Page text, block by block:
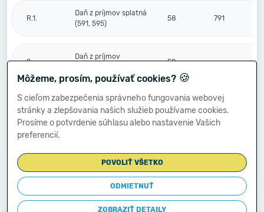
R.1.
Daň z príjmov splatná
(591, 595)
58 791
2.
Daň z príjmov
59
S.
Prevod podielov na
výsledku
hospodárenia
60
****
Výsledok
hospodárenia za
účtovné obdobie po
zdanení (+/-) (r. 56
61 -64 725
Môžeme, prosím, používať cookies? 🍪
S cieľom zabezpečenia správneho fungovania webovej
stránky a zlepšovania našich služieb používame cookies.
Prosíme o potvrdenie súhlasu alebo nastavenie Vašich
preferencií.
POVOLIŤ VŠETKO
ODMIETNUŤ
ZOBRAZIŤ DETAILY